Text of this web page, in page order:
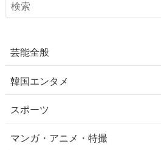
芸能全般
韓国エンタメ
スポーツ
マンガ・アニメ・特撮